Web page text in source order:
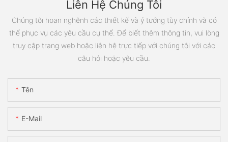
Liên Hệ Chúng Tôi
Chúng tôi hoan nghênh các thiết kế và ý tưởng tùy chỉnh và có
thể phục vụ các yêu cầu cụ thể. Để biết thêm thông tin, vui lòng
truy cập trang web hoặc liên hệ trực tiếp với chúng tôi với các
câu hỏi hoặc yêu cầu.
Tên
E-Mail